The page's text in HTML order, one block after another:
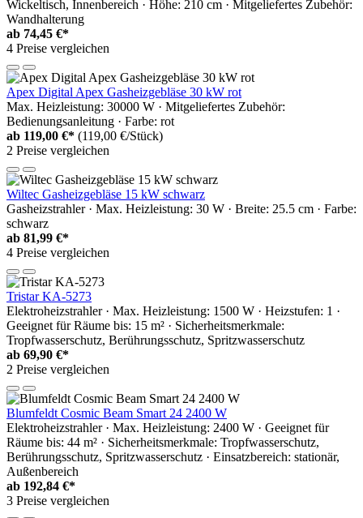
Wickeltisch, Innenbereich · Höhe: 210 cm · Mitgeliefertes Zubehör:
Wandhalterung
ab 74,45 €*
4 Preise vergleichen
Apex Digital Apex Gasheizgebläse 30 kW rot
Max. Heizleistung: 30000 W · Mitgeliefertes Zubehör:
Bedienungsanleitung · Farbe: rot
ab 119,00 €* (119,00 €/Stück)
2 Preise vergleichen
Wiltec Gasheizgebläse 15 kW schwarz
Gasheizstrahler · Max. Heizleistung: 30 W · Breite: 25.5 cm · Farbe:
schwarz
ab 81,99 €*
4 Preise vergleichen
Tristar KA-5273
Elektroheizstrahler · Max. Heizleistung: 1500 W · Heizstufen: 1 ·
Geeignet für Räume bis: 15 m² · Sicherheitsmerkmale:
Tropfwasserschutz, Berührungsschutz, Spritzwasserschutz
ab 69,90 €*
2 Preise vergleichen
Blumfeldt Cosmic Beam Smart 24 2400 W
Elektroheizstrahler · Max. Heizleistung: 2400 W · Geeignet für
Räume bis: 44 m² · Sicherheitsmerkmale: Tropfwasserschutz,
Berührungsschutz, Spritzwasserschutz · Einsatzbereich: stationär,
Außenbereich
ab 192,84 €*
3 Preise vergleichen